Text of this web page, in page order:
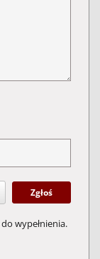
Zgłoś
wypełnienia.